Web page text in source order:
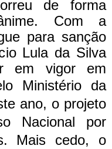
de forma
Com a
para sanção
Lula da Silva
em vigor em
Ministério da
ano, o projeto
Nacional por
Mais cedo, o